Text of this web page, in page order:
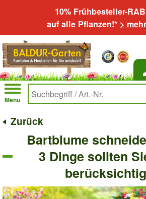
10% Frühbesteller-
auf alle Pflanzen!* >
Menu
Zurück
Bartblume
3 Dinge sollten